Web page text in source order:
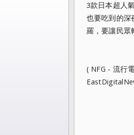
3款日本超人
也要吃到的深
羅，要讓民
( NFG - 流行